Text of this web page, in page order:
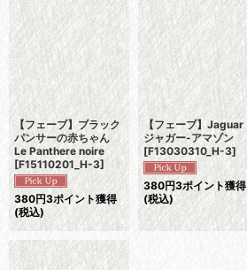
【フェーブ】ブラック
パンサーの赤ちゃん
Le Panthere noire
[F15110201_H-3]
380円3ポイント獲得
(税込)
【フェーブ】Jaguar
ジャガー-アマゾン
[F13030310_H-3]
380円3ポイント獲得
(税込)